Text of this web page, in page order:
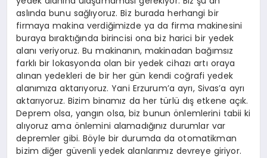
aslında bunu sağlıyoruz. Biz burada herhangi bir
firmaya makina verdiğimizde ya da firma makinesini
buraya bıraktığında birincisi ona biz harici bir yedek
alanı veriyoruz. Bu makinanın, makinadan bağımsız
farklı bir lokasyonda olan bir yedek cihazı artı oraya
alınan yedekleri de bir her gün kendi coğrafi yedek
alanımıza aktarıyoruz. Yani Erzurum’a ayrı, Sivas’a ayrı
aktarıyoruz. Bizim binamız da her türlü dış etkene açık.
Deprem olsa, yangın olsa, biz bunun önlemlerini tabii ki
alıyoruz ama önlemini alamadığınız durumlar var
depremler gibi. Böyle bir durumda da otomatikman
bizim diğer güvenli yedek alanlarımız devreye giriyor.